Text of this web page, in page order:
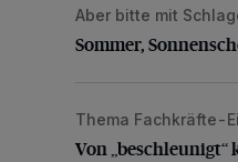
Sommer,
Aber bitte mit
Sommer,
Von „beschleunigt“
Thema Fachkräfte-
Von „beschleunigt“